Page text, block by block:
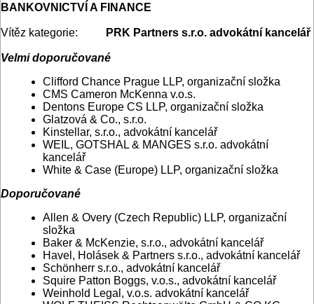
BANKOVNICTVÍ A FINANCE
Vítěz kategorie: PRK Partners s.r.o. advokátní kancelář
Velmi doporučované
Clifford Chance Prague LLP, organizační složka
CMS Cameron McKenna v.o.s.
Dentons Europe CS LLP, organizační složka
Glatzová & Co., s.r.o.
Kinstellar, s.r.o., advokátní kancelář
WEIL, GOTSHAL & MANGES s.r.o. advokátní
kancelář
White & Case (Europe) LLP, organizační složka
Doporučované
Allen & Overy (Czech Republic) LLP, organizační
složka
Baker & McKenzie, s.r.o., advokátní kancelář
Havel, Holásek & Partners s.r.o., advokátní kancelář
Schönherr s.r.o., advokátní kancelář
Squire Patton Boggs, v.o.s., advokátní kancelář
Weinhold Legal, v.o.s. advokátní kancelář